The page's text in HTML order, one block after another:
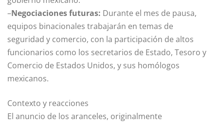
–Negociaciones futuras: Durante el mes de pausa,
equipos binacionales trabajarán en temas de
seguridad y comercio, con la participación de altos
funcionarios como los secretarios de Estado, Tesoro y
Comercio de Estados Unidos, y sus homólogos
mexicanos.
Contexto y reacciones
El anuncio de los aranceles, originalmente